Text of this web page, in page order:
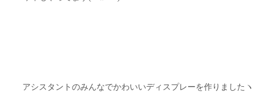
アシスタントのみんなでかわいいディスプレーを作りましたヽ